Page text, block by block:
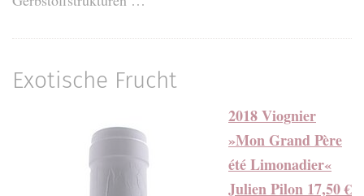
Exotische Frucht
2018 Viognier
»Mon Grand Père
été Limonadier«
Julien Pilon 17,50 €